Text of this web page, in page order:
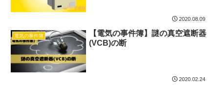
2020.08.09
電気の事件簿
【電気の事件簿】謎の真空遮断器
(VCB)の断
2020.02.24